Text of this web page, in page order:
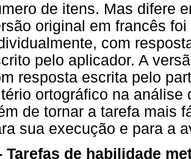
de itens. Mas difere
original em francês
com
pelo aplicador. A
resposta escrita pelo
ortográfico na
de tornar a tarefa mais
sua execução e para a
Tarefas de habilidade